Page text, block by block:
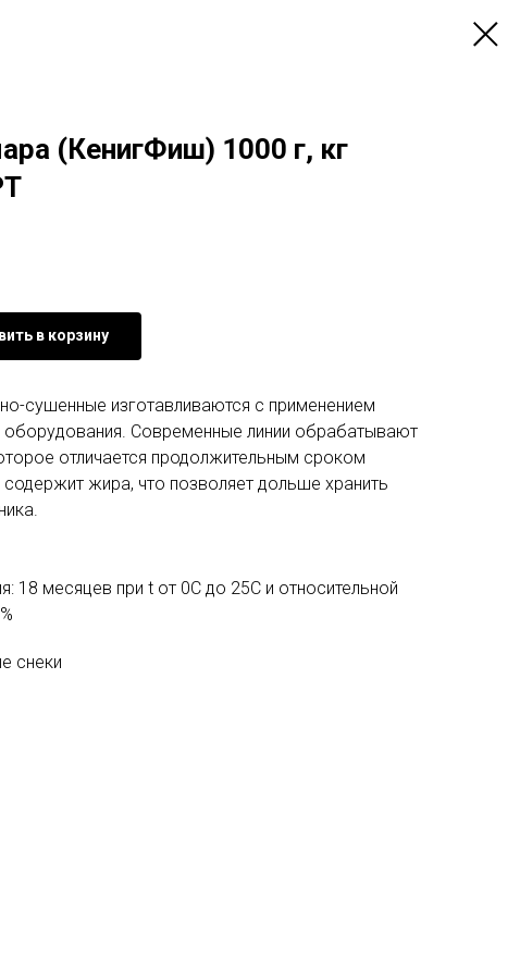
(КенигФиш) 1000 г, кг
в корзину
сушенные изготавливаются с применением
оборудования. Современные линии обрабатывают
отличается продолжительным сроком
содержит жира, что позволяет дольше хранить
18 месяцев при t от 0С до 25С и относительной
снеки